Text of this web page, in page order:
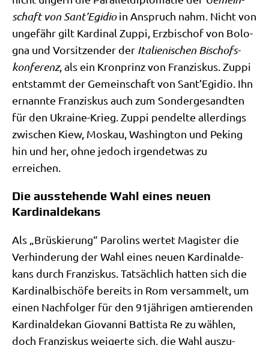
schaft von Sant’Egidioin Anspruch nahm. Nicht von
unge­fähr gilt Kar­di­nal Zup­pi, Erz­bi­schof von Bolo­
gna und Vor­sit­zen­der der Ita­lie­ni­schen Bischofs­
kon­fe­renz, als ein Kron­prinz von Fran­zis­kus. Zup­pi
ent­stammt der Gemein­schaft von Sant’Egidio. Ihn
ernann­te Fran­zis­kus auch zum Son­der­ge­sand­ten
für den Ukrai­ne-Krieg. Zup­pi pen­del­te aller­dings
zwi­schen Kiew, Mos­kau, Washing­ton und Peking
hin und her, ohne jedoch irgend­et­was zu
erreichen.
Die ausstehende Wahl eines neuen
Kardinaldekans
Als „Brüs­kie­rung“ Paro­lins wer­tet Magi­ster die
Ver­hin­de­rung der Wahl eines neu­en Kar­di­nal­de­
kans durch Fran­zis­kus. Tat­säch­lich hat­ten sich die
Kar­di­nal­bi­schö­fe bereits in Rom ver­sam­melt, um
einen Nach­fol­ger für den 91jährigen amtie­ren­den
Kar­di­nal­de­kan Gio­van­ni Bat­ti­sta Re zu wäh­len,
doch Fran­zis­kus wei­ger­te sich, die Wahl aus­zu­